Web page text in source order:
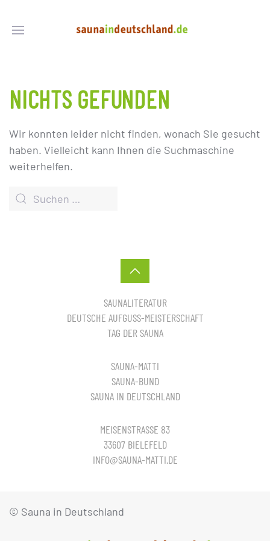
NICHTS GEFUNDEN
Wir konnten leider nicht finden, wonach Sie gesucht
haben. Vielleicht kann Ihnen die Suchmaschine
weiterhelfen.
SAUNALITERATUR
DEUTSCHE AUFGUSS-MEISTERSCHAFT
TAG DER SAUNA
SAUNA-MATTI
SAUNA-BUND
SAUNA IN DEUTSCHLAND
MEISENSTRASSE 83
33607 BIELEFELD
INFO@SAUNA-MATTI.DE
© Sauna in Deutschland